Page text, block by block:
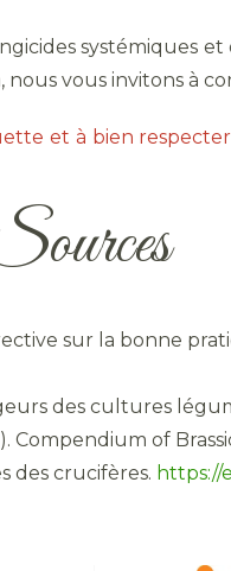
systémiques
vous invitons à
et à bien
sur la bonne
des cultures
Compendium of
des crucifères. https://